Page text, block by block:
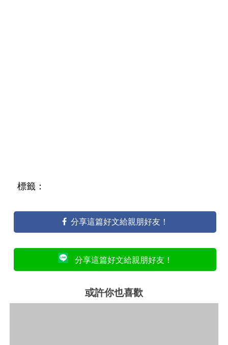
標籤：
分享這篇好文給親朋好友！
分享這篇好文給親朋好友！
或許你也喜歡